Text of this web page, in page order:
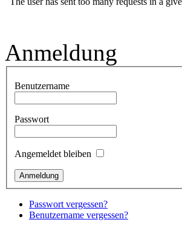
Anmeldung
Benutzername
Passwort
Angemeldet bleiben
Passwort vergessen?
Benutzername vergessen?